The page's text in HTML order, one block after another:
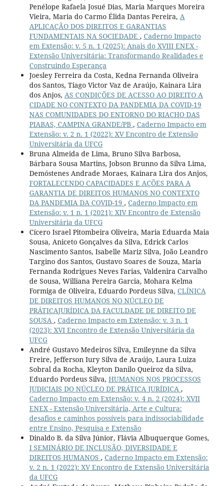
Penélope Rafaela Josué Dias, Maria Marques Moreira
Vieira, Maria do Carmo Élida Dantas Pereira, A
APLICAÇÃO DOS DIREITOS E GARANTIAS
FUNDAMENTAIS NA SOCIEDADE , Caderno Impacto
em Extensão: v. 5 n. 1 (2025): Anais do XVIII ENEX -
Extensão Universitária: Transformando Realidades e
Construindo Esperança
Joesley Ferreira da Costa, Kedna Fernanda Oliveira
dos Santos, Tiago Victor Vaz de Araújo, Kainara Lira
dos Anjos, AS CONDIÇÕES DE ACESSO AO DIREITO A
CIDADE NO CONTEXTO DA PANDEMIA DA COVID-19
NAS COMUNIDADES DO ENTORNO DO RIACHO DAS
PIABAS, CAMPINA GRANDE/PB , Caderno Impacto em
Extensão: v. 2 n. 1 (2022): XV Encontro de Extensão
Universitária da UFCG
Bruna Almeida de Lima, Bruno Silva Barbosa,
Bárbara Sousa Martins, Jobson Brunno da Silva Lima,
Demóstenes Andrade Moraes, Kainara Lira dos Anjos,
FORTALECENDO CAPACIDADES E AÇÕES PARA A
GARANTIA DE DIREITOS HUMANOS NO CONTEXTO
DA PANDEMIA DA COVID-19 , Caderno Impacto em
Extensão: v. 1 n. 1 (2021): XIV Encontro de Extensão
Universitária da UFCG
Cícero Israel Pitombeira Oliveira, Maria Eduarda Maia
Sousa, Aniceto Gonçalves da Silva, Edrick Carlos
Nascimento Santos, Isabelle Mariz Silva, João Leandro
Targino dos Santos, Gustavo Soares de Souza, Maria
Fernanda Rodrigues Neves Farias, Valdenira Carvalho
de Sousa, Williana Pereira Garcia, Mohara Kelma
Formiga de Oliveira, Eduardo Pordeus Silva, CLÍNICA
DE DIREITOS HUMANOS NO NÚCLEO DE
PRÁTICAJURÍDICA DA FACULDADE DE DIREITO DE
SOUSA , Caderno Impacto em Extensão: v. 3 n. 1
(2023): XVI Encontro de Extensão Universitária da
UFCG
André Gustavo Medeiros Silva, Emileynne da Silva
Freire, Jefferson Iury Silva de Araújo, Laura Luiza
Sobral da Rocha, Kleyton Danilo Queiroz da Silva,
Eduardo Pordeus Silva, HUMANOS NOS PROCESSOS
JUDICIAIS DO NÚCLEO DE PRÁTICA JURÍDICA ,
Caderno Impacto em Extensão: v. 4 n. 2 (2024): XVII
ENEX - Extensão Universitária, Arte e Cultura:
desafios e caminhos possíveis para indissociabilidade
entre Ensino, Pesquisa e Extensão
Dinaldo B. da Silva Júnior, Flávia Albuquerque Gomes,
I SEMINÁRIO DE INCLUSÃO, DIVERSIDADE E
DIREITOS HUMANOS , Caderno Impacto em Extensão:
v. 2 n. 1 (2022): XV Encontro de Extensão Universitária
da UFCG